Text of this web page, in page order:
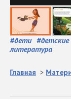
#дети #детские
литература
Главная >